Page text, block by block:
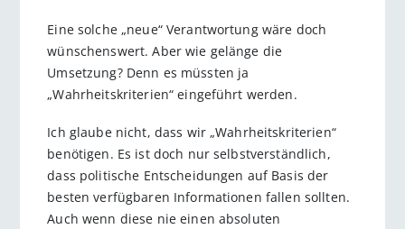
Eine solche „neue“ Verantwortung wäre doch
wünschenswert. Aber wie gelänge die
Umsetzung? Denn es müssten ja
„Wahrheitskriterien“ eingeführt werden.
Ich glaube nicht, dass wir „Wahrheitskriterien“
benötigen. Es ist doch nur selbstverständlich,
dass politische Entscheidungen auf Basis der
besten verfügbaren Informationen fallen sollten.
Auch wenn diese nie einen absoluten